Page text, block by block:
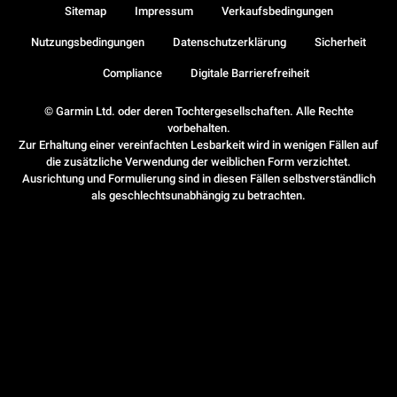
© Garmin Ltd. oder deren Tochtergesellschaften. Alle Rechte
vorbehalten.
Zur Erhaltung einer vereinfachten Lesbarkeit wird in wenigen Fällen auf
die zusätzliche Verwendung der weiblichen Form verzichtet.
Ausrichtung und Formulierung sind in diesen Fällen selbstverständlich
als geschlechtsunabhängig zu betrachten.
Sitemap Impressum Verkaufsbedingungen
Nutzungsbedingungen Datenschutzerklärung Sicherheit
Compliance Digitale Barrierefreiheit